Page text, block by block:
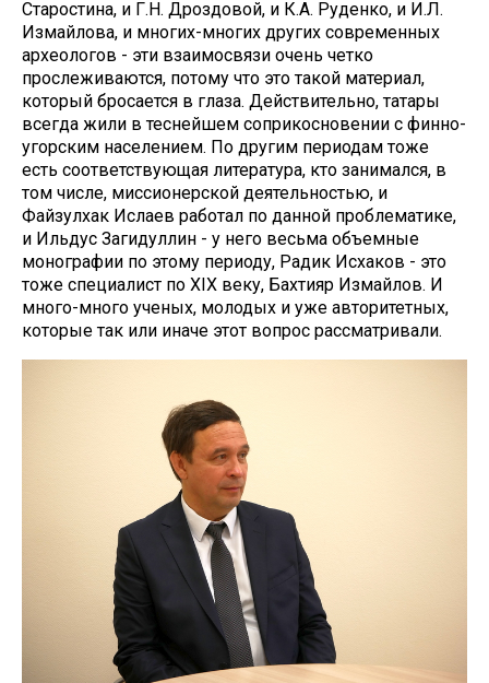
Старостина, и Г.Н. Дроздовой, и К.А. Руденко, и И.Л.
Измайлова, и многих-многих других современных
археологов - эти взаимосвязи очень четко
прослеживаются, потому что это такой материал,
который бросается в глаза. Действительно, татары
всегда жили в теснейшем соприкосновении с финно-
угорским населением. По другим периодам тоже
есть соответствующая литература, кто занимался, в
том числе, миссионерской деятельностью, и
Файзулхак Ислаев работал по данной проблематике,
и Ильдус Загидуллин - у него весьма объемные
монографии по этому периоду, Радик Исхаков - это
тоже специалист по XIX веку, Бахтияр Измайлов. И
много-много ученых, молодых и уже авторитетных,
которые так или иначе этот вопрос рассматривали.